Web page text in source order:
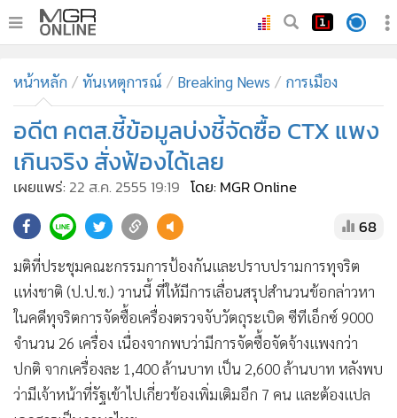
ทันเหตุการณ์
• ภาคใต้
ภูมิภาค
Online Section
• ผู้จัดการรายวัน
• คอลัมนิสต์
• ละคร
• CbizReview
• Cyber BIZ
• ผู้จัดกวน
• Good health & Well-being
หน้าหลัก ทันเหตุการณ์ Breaking News การเมือง
อดีต คตส.ชี้ข้อมูลบ่งชี้จัดซื้อ CTX แพง
เกินจริง สั่งฟ้องได้เลย
เผยแพร่: 22 ส.ค. 2555 19:19 โดย: MGR Online
68
มติที่ประชุมคณะกรรมการป้องกันและปราบปรามการทุจริต
แห่งชาติ (ป.ป.ช.) วานนี้ ที่ให้มีการเลื่อนสรุปสำนวนข้อกล่าวหา
ในคดีทุจริตการจัดซื้อเครื่องตรวจจับวัตถุระเบิด ซีทีเอ็กซ์ 9000
จำนวน 26 เครื่อง เนื่องจากพบว่ามีการจัดซื้อจัดจ้างแพงกว่า
ปกติ จากเครื่องละ 1,400 ล้านบาท เป็น 2,600 ล้านบาท หลังพบ
ว่ามีเจ้าหน้าที่รัฐเข้าไปเกี่ยวข้องเพิ่มเติมอีก 7 คน และต้องแปล